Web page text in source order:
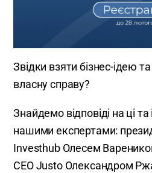
Звідки взяти бізнес-ідею
власну справу?
Знайдемо відповіді на ці
нашими експертами:
Investhub Олесем
СЕО Justo Олександром